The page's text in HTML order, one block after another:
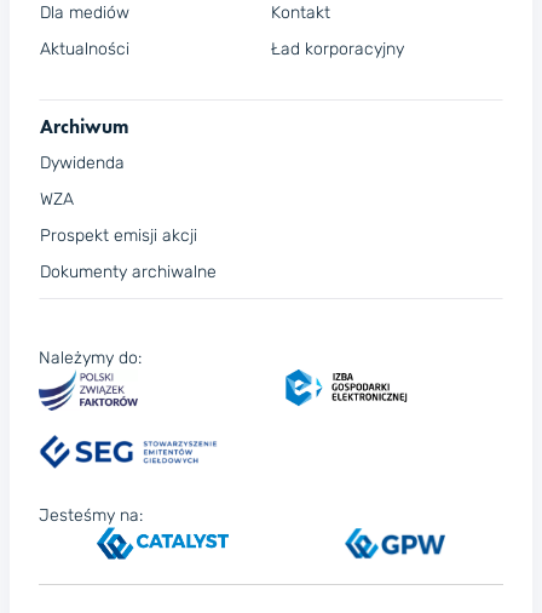
Dla mediów
Aktualności
Kontakt
Ład korporacyjny
Archiwum
Dywidenda
WZA
Prospekt emisji akcji
Dokumenty archiwalne
Należymy do:
Jesteśmy na: